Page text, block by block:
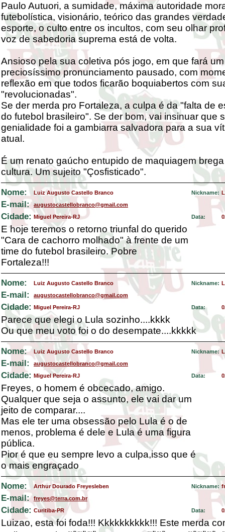
Paulo Autuori, a sumidade, máxima autoridade
futebolística, visionário, teórico das grandes
esporte, o culto entre os incultos, com seu olhar
voz de sabedoria suprema está de volta.
Ansioso pela sua coletiva pós jogo, em que fará um
preciosíssimo pronunciamento pausado, com
reflexão em que todos ficarão boquiabertos com
"revolucionadas".
Se der merda pro Fortaleza, a culpa é da "falta de
do futebol brasileiro". Se der bom, vai insinuar que
genialidade foi a gambiarra salvadora para a sua
atual.
É um renato gaúcho entupido de maquiagem
cultura. Um sujeito "Çosfisticado".
Nome: Luiz Augusto Castello Branco Nickname:
E-mail: augustocastellobranco@gmail.com
Cidade: Miguel Pereira-RJ Data:
E hoje teremos o retorno triunfal do querido
"Cara de cachorro molhado" à frente de um
time do futebol brasileiro. Pobre
Fortaleza!!!
Nome: Luiz Augusto Castello Branco Nickname:
E-mail: augustocastellobranco@gmail.com
Cidade: Miguel Pereira-RJ Data:
Parece que elegi o Lula sozinho....kkkk
Ou que meu voto foi o do desempate....kkkkk
Nome: Luiz Augusto Castello Branco Nickname:
E-mail: augustocastellobranco@gmail.com
Cidade: Miguel Pereira-RJ Data:
Freyes, o homem é obcecado, amigo.
Qualquer que seja o assunto, ele vai dar um
jeito de comparar....
Mas ele ter uma obsessão pelo Lula é o de
menos, problema é dele e Lula é uma figura
pública.
Pior é que eu sempre levo a culpa,isso que é
o mais engraçado
Nome: Arthur Dourado Freyesleben Nickname:
E-mail: freyes@terra.com.br
Cidade: Curitiba-PR Data:
Luizao, esta foi foda!!! Kkkkkkkkkk!!! Este merda